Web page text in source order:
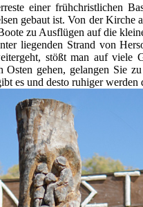
einer frühchristlichen
gebaut ist. Von der Kirche
zu Ausflügen auf die
liegenden Strand von
stößt man auf viele
Osten gehen, gelangen Sie
es und desto ruhiger